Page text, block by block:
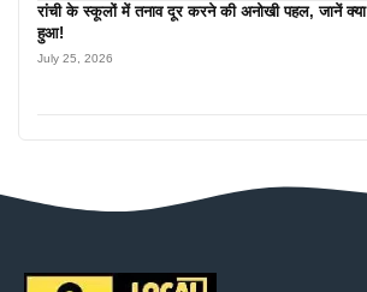
रांची के स्कूलों में तनाव दूर करने की अनोखी पहल, जानें क्या
हुआ!
July 25, 2026